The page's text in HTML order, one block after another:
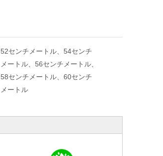
52センチメートル、54センチ
メートル、56センチメートル、
58センチメートル、60センチ
メートル